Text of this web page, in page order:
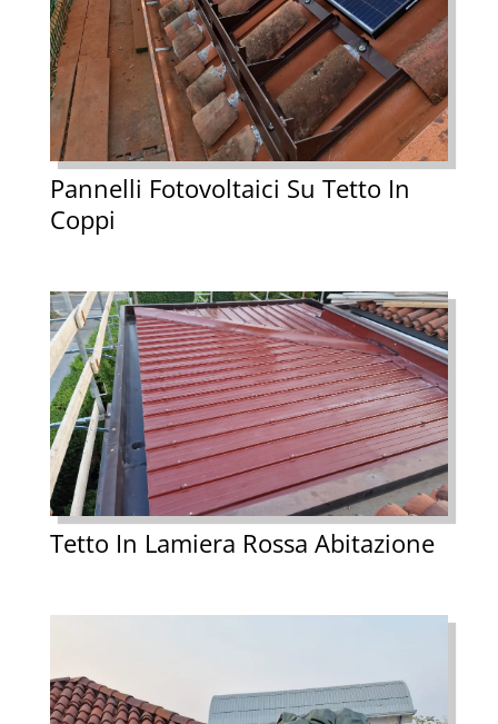
Pannelli Fotovoltaici Su Tetto In
Coppi
Tetto In Lamiera Rossa Abitazione